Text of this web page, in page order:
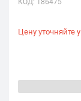
КОД: 186475
Цену уточняйте